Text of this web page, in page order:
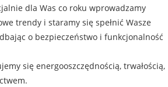
dla Was co roku wprowadzamy
trendy i staramy się spełnić Wasze
o bezpieczeństwo i funkcjonalność
się energooszczędnością, trwałością,